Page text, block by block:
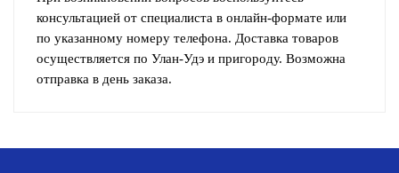
консультацией от специалиста в онлайн-формате или
по указанному номеру телефона. Доставка товаров
осуществляется по Улан-Удэ и пригороду. Возможна
отправка в день заказа.